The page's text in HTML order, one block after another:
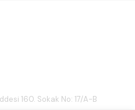
160. Sokak No: 17/A-B